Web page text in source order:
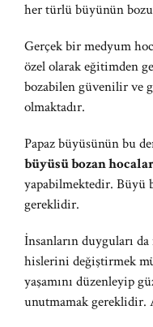
her türlü büyünün
Gerçek bir medyum
özel olarak eğitimden
bozabilen güvenilir ve
olmaktadır.
Papaz büyüsünün bu
büyüsü bozan
yapabilmektedir. Büyü
gereklidir.
İnsanların duyguları
hislerini değiştirmek
yaşamını düzenleyip
unutmamak gereklidir.